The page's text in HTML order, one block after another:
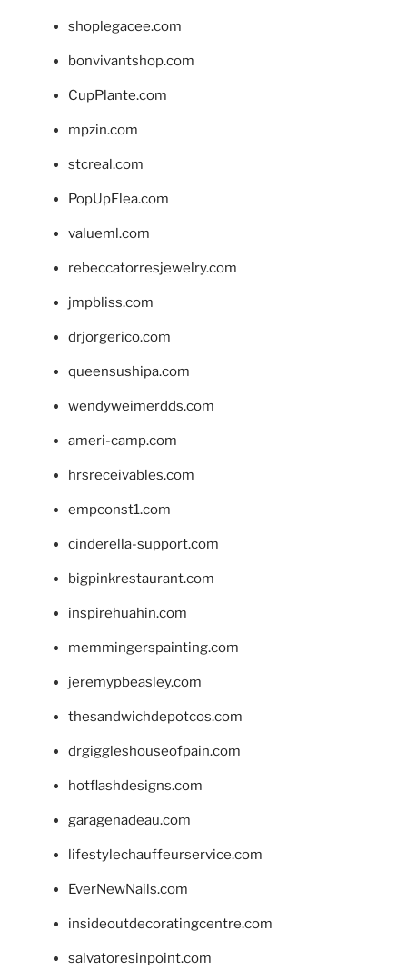
shoplegacee.com
bonvivantshop.com
CupPlante.com
mpzin.com
stcreal.com
PopUpFlea.com
valueml.com
rebeccatorresjewelry.com
jmpbliss.com
drjorgerico.com
queensushipa.com
wendyweimerdds.com
ameri-camp.com
hrsreceivables.com
empconst1.com
cinderella-support.com
bigpinkrestaurant.com
inspirehuahin.com
memmingerspainting.com
jeremypbeasley.com
thesandwichdepotcos.com
drgiggleshouseofpain.com
hotflashdesigns.com
garagenadeau.com
lifestylechauffeurservice.com
EverNewNails.com
insideoutdecoratingcentre.com
salvatoresinpoint.com